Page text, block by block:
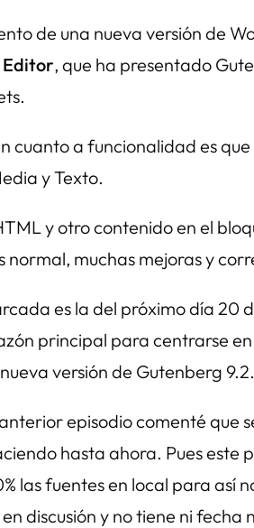
de una nueva versión de
Editor, que ha presentado
cuanto a funcionalidad es
y Texto.
y otro contenido en el
muchas mejoras y
es la del próximo día
principal para centrarse
versión de Gutenberg 9.2.
episodio comenté que
hasta ahora. Pues
las fuentes en local para
discusión y no tiene ni fecha